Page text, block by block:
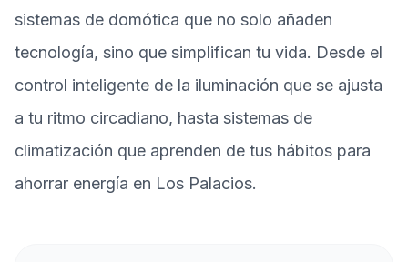
sistemas de domótica que no solo añaden
tecnología, sino que simplifican tu vida. Desde el
control inteligente de la iluminación que se ajusta
a tu ritmo circadiano, hasta sistemas de
climatización que aprenden de tus hábitos para
ahorrar energía en Los Palacios.